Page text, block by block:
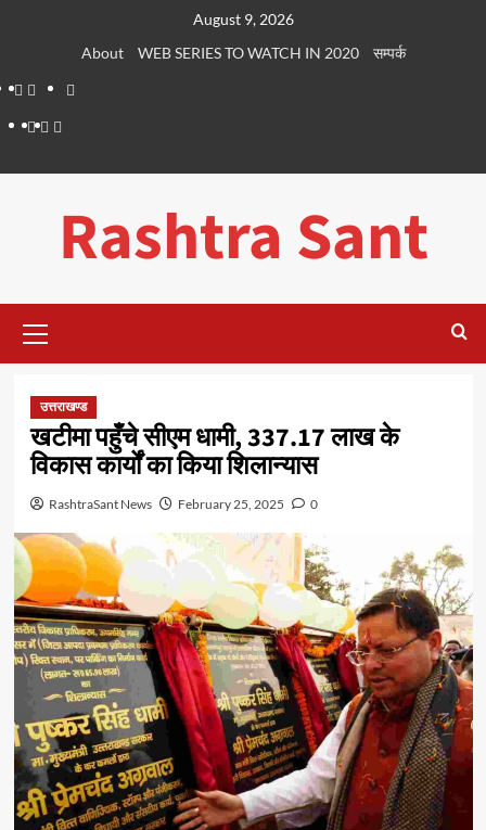
August 9, 2026
About
WEB SERIES TO WATCH IN 2020
सम्पर्क
About
WEB
SERIES
Dehradun
LifePlaces
सम्पर्क
Rashtra Sant
Menu
उत्तराखण्ड
खटीमा पहुँचे सीएम धामी, 337.17 लाख के
विकास कार्यों का किया शिलान्यास
RashtraSant News February 25, 2025 0